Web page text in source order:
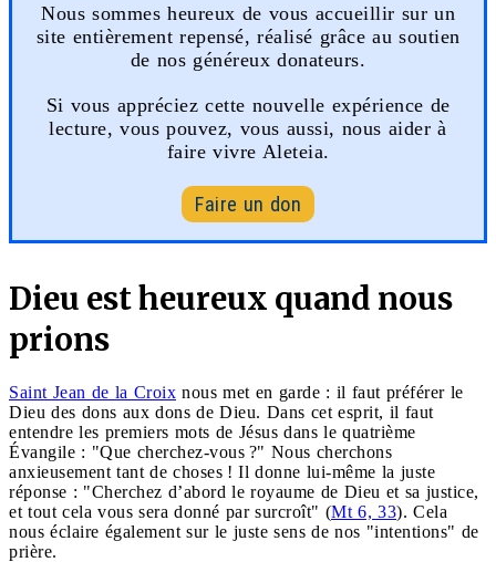
Nous sommes heureux de vous accueillir sur un
site entièrement repensé, réalisé grâce au soutien
de nos généreux donateurs.
Si vous appréciez cette nouvelle expérience de
lecture, vous pouvez, vous aussi, nous aider à
faire vivre Aleteia.
Faire un don
Dieu est heureux quand nous
prions
Saint Jean de la Croix nous met en garde : il faut préférer le
Dieu des dons aux dons de Dieu. Dans cet esprit, il faut
entendre les premiers mots de Jésus dans le quatrième
Évangile : "Que cherchez-vous ?" Nous cherchons
anxieusement tant de choses ! Il donne lui-même la juste
réponse : "Cherchez d’abord le royaume de Dieu et sa justice,
et tout cela vous sera donné par surcroît" (Mt 6, 33). Cela
nous éclaire également sur le juste sens de nos "intentions" de
prière.